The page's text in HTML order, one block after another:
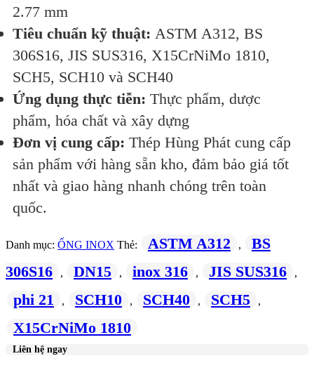
2.77 mm
Tiêu chuẩn kỹ thuật: ASTM A312, BS
306S16, JIS SUS316, X15CrNiMo 1810,
SCH5, SCH10 và SCH40
Ứng dụng thực tiễn: Thực phẩm, dược
phẩm, hóa chất và xây dựng
Đơn vị cung cấp: Thép Hùng Phát cung cấp
sản phẩm với hàng sẵn kho, đảm bảo giá tốt
nhất và giao hàng nhanh chóng trên toàn
quốc.
Danh mục: ỐNG INOX Thẻ: ASTM A312 ,
BS
306S16
, DN15 , inox 316 , JIS SUS316 ,
phi 21 , SCH10 , SCH40 , SCH5 ,
X15CrNiMo 1810
Liên hệ ngay